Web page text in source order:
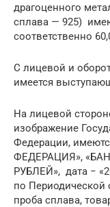
драгоценного
сплава — 925)
соответственно
С лицевой и
имеется
На лицевой
изображение
Федерации,
ФЕДЕРАЦИЯ»,
РУБЛЕЙ», дата −
по
проба сплава,